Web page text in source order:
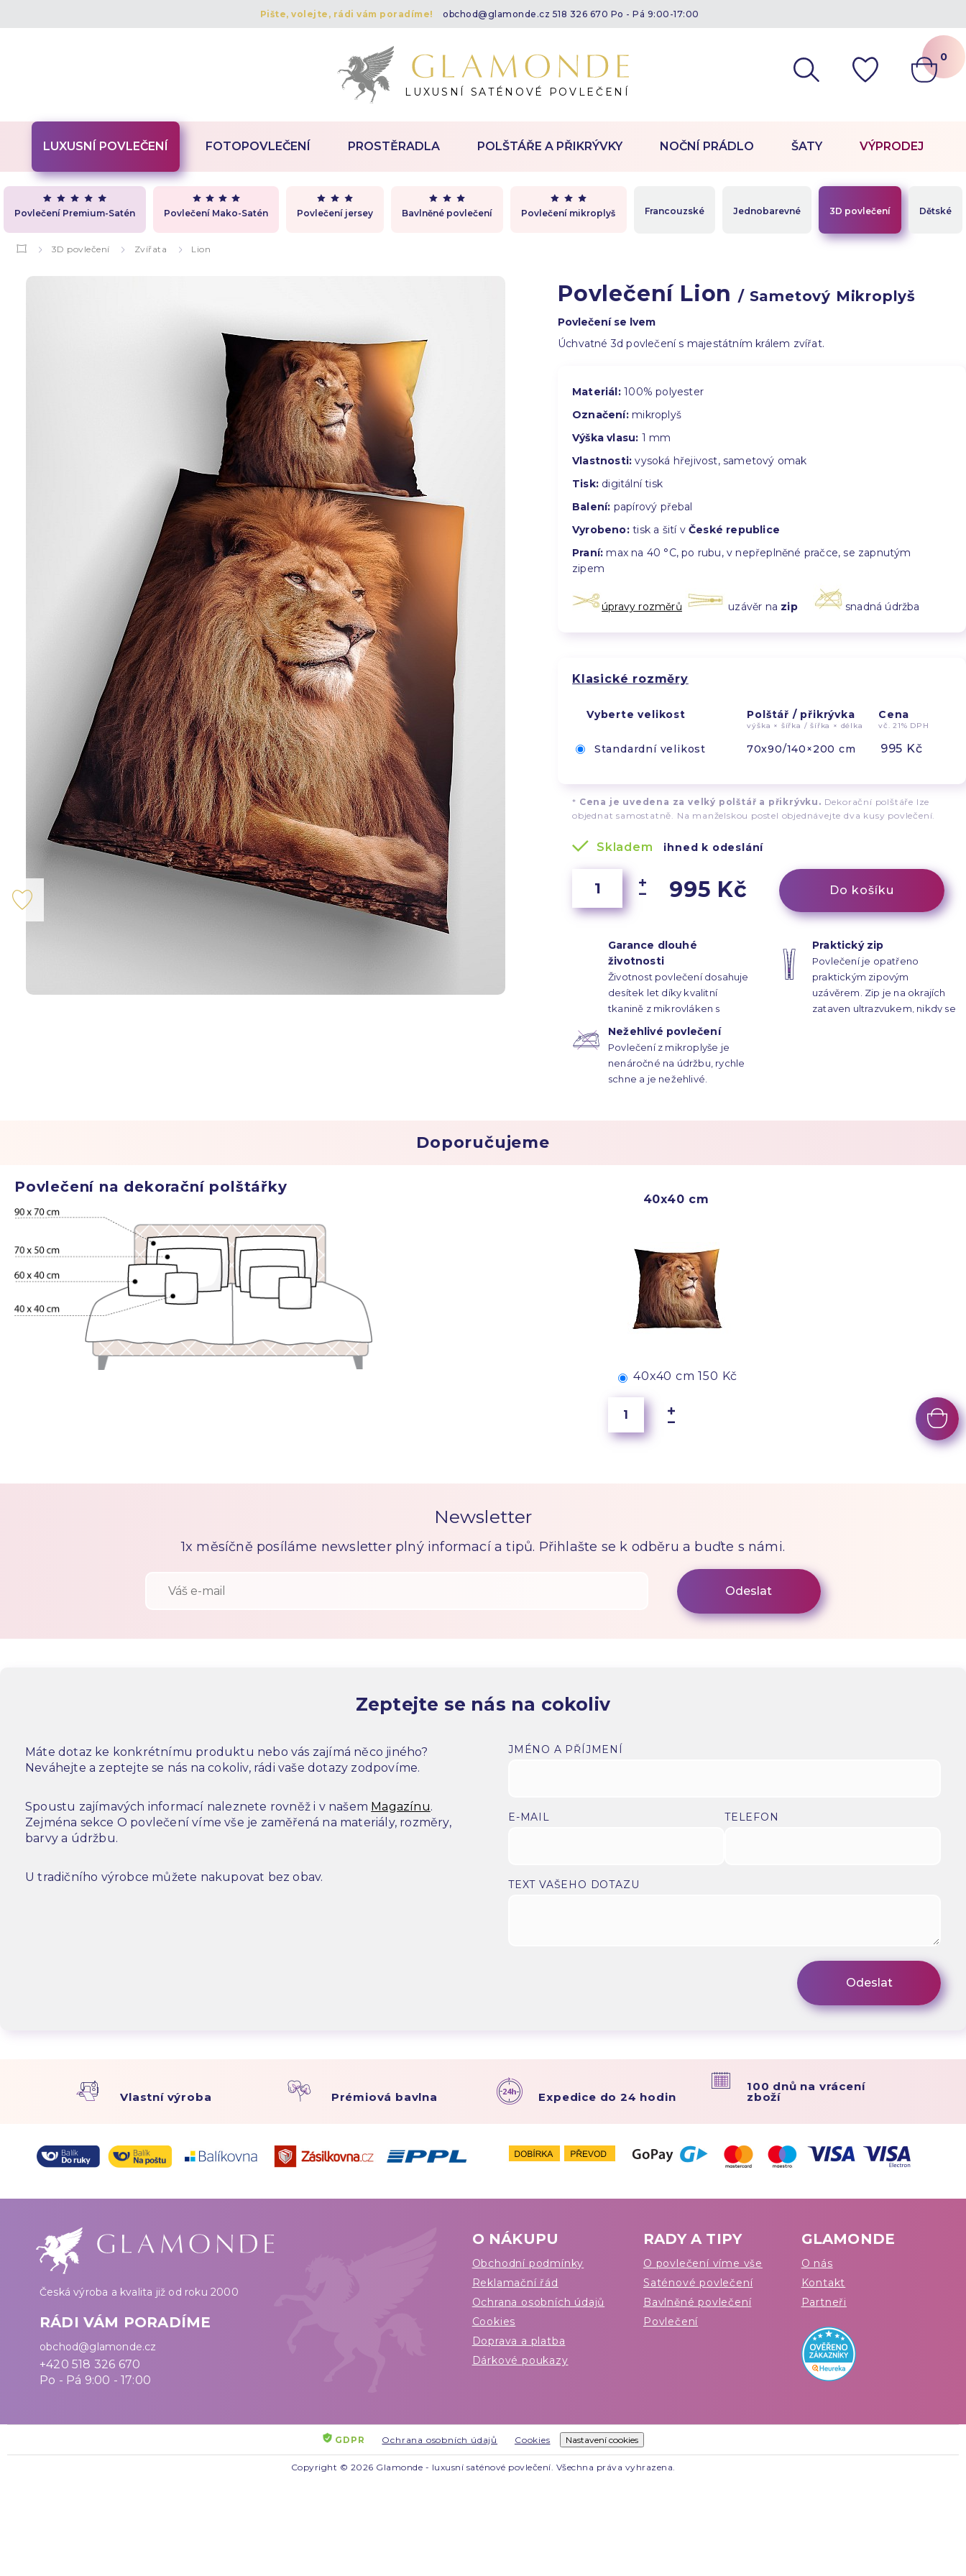
Pište, volejte, rádi vám poradíme! obchod@glamonde.cz 518 326 670 Po - Pá 9:00-17:00
LUXUSNÍ SATÉNOVÉ POVLEČENÍ
0
LUXUSNÍ POVLEČENÍ
Povlečení Premium-Satén Povlečení Mako-Satén Povlečení jersey Bavlněné povlečení Povlečení mikroplyš Francouzské Jednobarevné 3D povlečení Dětské
FOTOPOVLEČENÍ PROSTĚRADLA POLŠTÁŘE A PŘIKRÝVKY NOČNÍ PRÁDLO ŠATY VÝPRODEJ
3D povlečení Zvířata Lion
Povlečení Lion/ Sametový Mikroplyš
Povlečení se lvem
Úchvatné 3d povlečení s majestátním králem zvířat.
Materiál:100% polyester
Označení:mikroplyš
Výška vlasu: 1 mm
Vlastnosti: vysoká hřejivost, sametový omak
Tisk: digitální tisk
Balení: papírový přebal
Vyrobeno:tisk a šití v České republice
Praní: max na 40 °C, po rubu, v nepřeplněné pračce, se zapnutým
zipem
úpravy rozměrů uzávěr na zip snadná údržba
Klasické rozměry
Vyberte velikost Polštář / přikrývka
výška × šířka / šířka × délka
Cena
vč. 21% DPH
Standardní velikost 70x90/140×200 cm 995 Kč
* Cena je uvedena za velký polštář a přikrývku. Dekorační polštáře lze
objednat samostatně. Na manželskou postel objednávejte dva kusy povlečení.
Skladem ihned k odeslání
995 Kč Do košíku
Garance dlouhé
životnosti
Životnost povlečení dosahuje
desítek let díky kvalitní
tkanině z mikrovláken s
vlasem vysokým pouze 1 mm.
Praktický zip
Povlečení je opatřeno
praktickým zipovým
uzávěrem. Zip je na okrajích
zataven ultrazvukem, nikdy se
Nežehlivé povlečení
Povlečení z mikroplyše je
nenáročné na údržbu, rychle
schne a je nežehlivé.
Doporučujeme
Povlečení na dekorační polštářky
40x40 cm
40x40 cm 150 Kč
Newsletter
1x měsíčně posíláme newsletter plný informací a tipů. Přihlašte se k odběru a buďte s námi.
Zeptejte se nás na cokoliv
Máte dotaz ke konkrétnímu produktu nebo vás zajímá něco jiného?
Neváhejte a zeptejte se nás na cokoliv, rádi vaše dotazy zodpovíme.
Spoustu zajímavých informací naleznete rovněž i v našem Magazínu.
Zejména sekce O povlečení víme vše je zaměřená na materiály, rozměry,
barvy a údržbu.
U tradičního výrobce můžete nakupovat bez obav.
JMÉNO A PŘÍJMENÍ
E-MAIL TELEFON
TEXT VAŠEHO DOTAZU
Vlastní výroba Prémiová bavlna Expedice do 24 hodin
100 dnů na vrácení
zboží
Česká výroba a kvalita již od roku 2000
RÁDI VÁM PORADÍME
obchod@glamonde.cz
+420 518 326 670
Po - Pá 9:00 - 17:00
O NÁKUPU
Obchodní podmínky
Reklamační řád
Ochrana osobních údajů
Cookies
Doprava a platba
Dárkové poukazy
RADY A TIPY
O povlečení víme vše
Saténové povlečení
Bavlněné povlečení
Povlečení
GLAMONDE
O nás
Kontakt
Partneři
GDPR Ochrana osobních údajů Cookies Nastavení cookies
Copyright © 2026 Glamonde - luxusní saténové povlečení. Všechna práva vyhrazena.